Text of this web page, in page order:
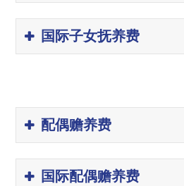
国际子女抚养费
配偶赡养费
国际配偶赡养费